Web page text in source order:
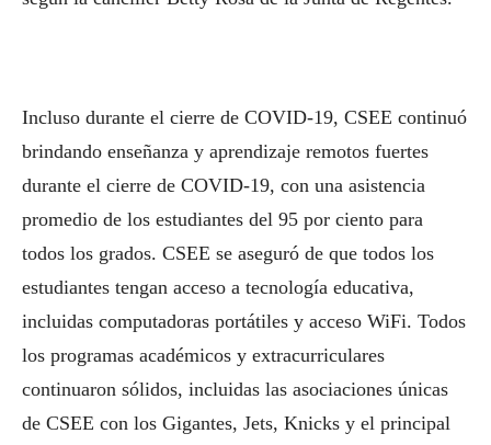
Incluso durante el cierre de COVID-19, CSEE continuó
brindando enseñanza y aprendizaje remotos fuertes
durante el cierre de COVID-19, con una asistencia
promedio de los estudiantes del 95 por ciento para
todos los grados. CSEE se aseguró de que todos los
estudiantes tengan acceso a tecnología educativa,
incluidas computadoras portátiles y acceso WiFi. Todos
los programas académicos y extracurriculares
continuaron sólidos, incluidas las asociaciones únicas
de CSEE con los Gigantes, Jets, Knicks y el principal